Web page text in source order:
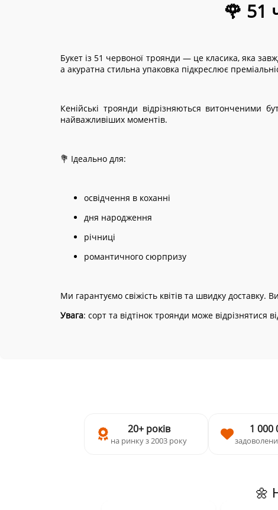
🌹 51
Букет із 51 червоної троянди — це класика, яка
а акуратна стильна упаковка підкреслює
Кенійські троянди відрізняються витонченими
найважливіших моментів.
💐 Ідеально для:
освідчення в коханні
дня народження
річниці
романтичного сюрпризу
Ми гарантуємо свіжість квітів та швидку
Увага: сорт та відтінок троянди може відрізнятися
20+ років
на ринку з 2003 року
1 000
🌼